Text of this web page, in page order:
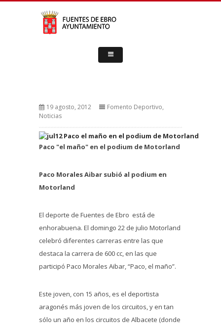
19 agosto, 2012 Fomento Deportivo,
Noticias
Paco "el maño" en el podium de Motorland
Paco Morales Aibar subió al podium en
Motorland
El deporte de Fuentes de Ebro está de
enhorabuena. El domingo 22 de julio Motorland
celebró diferentes carreras entre las que
destaca la carrera de 600 cc, en las que
participó Paco Morales Aibar, “Paco, el maño”.
Este joven, con 15 años, es el deportista
aragonés más joven de los circuitos, y en tan
sólo un año en los circuitos de Albacete (donde